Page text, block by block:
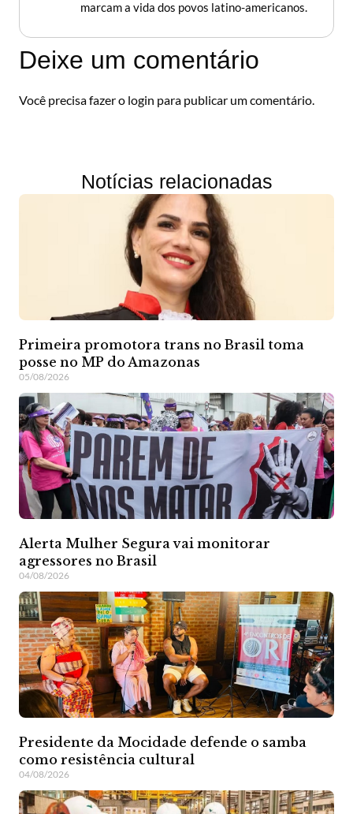
marcam a vida dos povos latino-americanos.
Deixe um comentário
Você precisa fazer o login para publicar um comentário.
Notícias relacionadas
Primeira promotora trans no Brasil toma
posse no MP do Amazonas
05/08/2026
Alerta Mulher Segura vai monitorar
agressores no Brasil
04/08/2026
Presidente da Mocidade defende o samba
como resistência cultural
04/08/2026